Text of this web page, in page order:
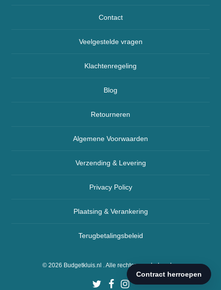
Contact
Veelgestelde vragen
Klachtenregeling
Blog
Retourneren
Algemene Voorwaarden
Verzending & Levering
Privacy Policy
Plaatsing & Verankering
Terugbetalingsbeleid
© 2026 Budgetkluis.nl . Alle rechten voorbehouden